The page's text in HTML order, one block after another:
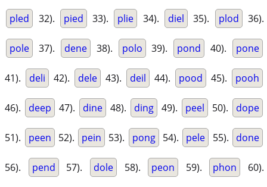
pled 32). pied 33). plie 34). diel 35). plod 36).
pole 37). dene 38). polo 39). pond 40). pone
41). deli 42). dele 43). deil 44). pood 45). pooh
46). deep 47). dine 48). ding 49). peel 50). dope
51). peen 52). pein 53). pong 54). pele 55). done
56). pend 57). dole 58). peon 59). phon 60).